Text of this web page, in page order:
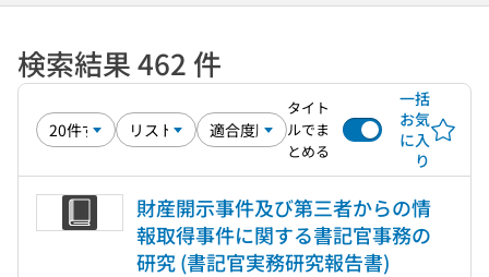
検索結果 462 件
タイト
ルでま
とめる
一括
お気
に入
り
財産開示事件及び第三者からの情
報取得事件に関する書記官事務の
研究 (書記官実務研究報告書)